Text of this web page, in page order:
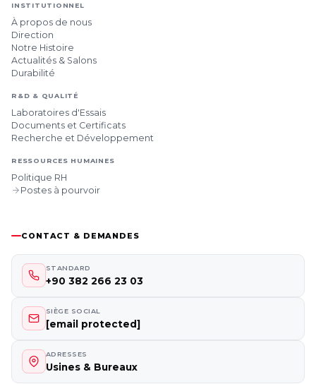
INSTITUTIONNEL
À propos de nous
Direction
Notre Histoire
Actualités & Salons
Durabilité
R&D & QUALITÉ
Laboratoires d'Essais
Documents et Certificats
Recherche et Développement
RESSOURCES HUMAINES
Politique RH
Postes à pourvoir
CONTACT & DEMANDES
STANDARD
+90 382 266 23 03
SIÈGE SOCIAL
[email protected]
ADRESSES
Usines & Bureaux